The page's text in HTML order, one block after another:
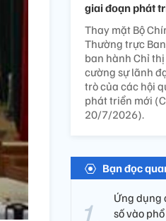
giai đoạn phát
Thay mặt Bộ
Thường trực
ban hành Chỉ
cường sự lãnh
trò của các hội
phát triển mới
20/7/2026).
Bạn đọc
Ứng dụng
số vào